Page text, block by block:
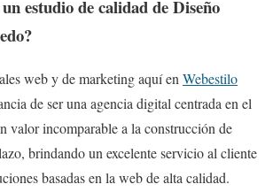
estudio de calidad de Diseño
web y de marketing aquí en Webestilo
de ser una agencia digital centrada en el
valor incomparable a la construcción de
brindando un excelente servicio al cliente
basadas en la web de alta calidad.